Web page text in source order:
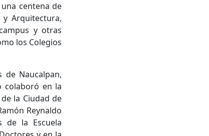
centena de
Arquitectura,
y otras
los Colegios
Naucalpan,
colaboró en la
la Ciudad de
Reynaldo
de la Escuela